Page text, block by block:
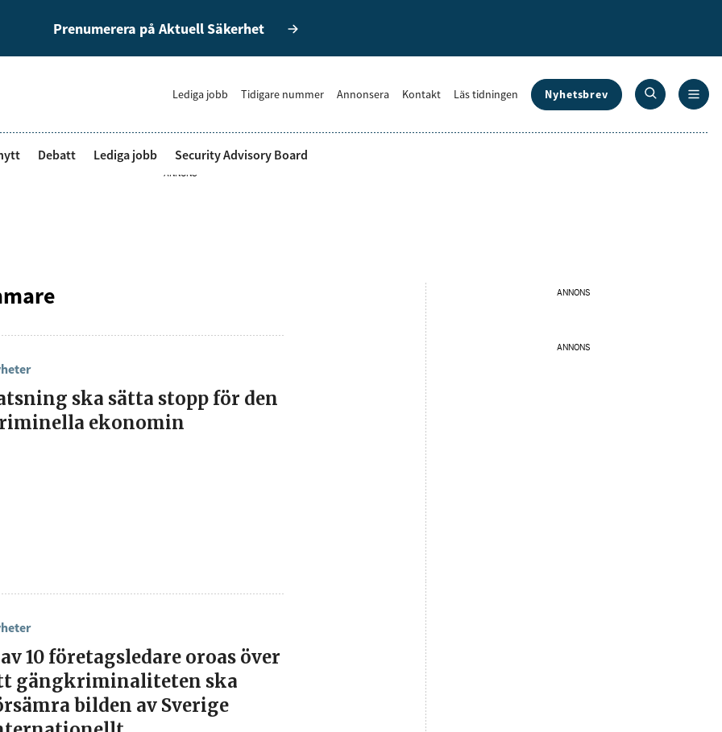
Prenumerera på Aktuell Säkerhet
Lediga jobb Tidigare nummer Annonsera Kontakt Läs tidningen Nyhetsbrev
Debatt Lediga jobb Security Advisory Board
ANNONS
ska sätta stopp för den
ekonomin
10 företagsledare oroas över
gängkriminaliteten ska
bilden av Sverige
ANNONS
ANNONS